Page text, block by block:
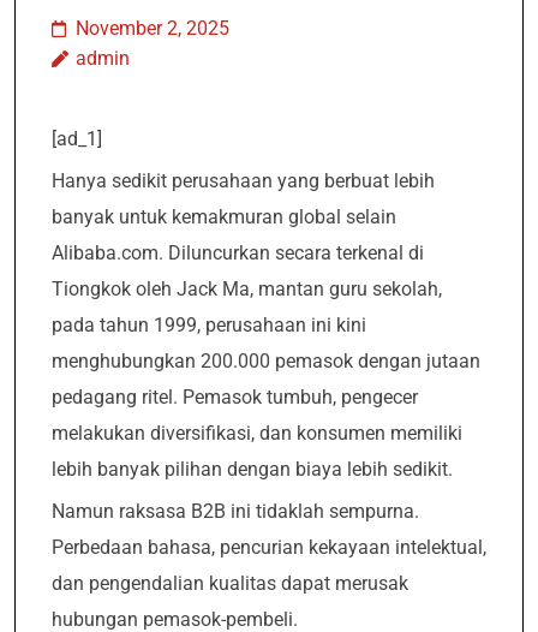
November 2, 2025
admin
[ad_1]
Hanya sedikit perusahaan yang berbuat lebih
banyak untuk kemakmuran global selain
Alibaba.com. Diluncurkan secara terkenal di
Tiongkok oleh Jack Ma, mantan guru sekolah,
pada tahun 1999, perusahaan ini kini
menghubungkan 200.000 pemasok dengan jutaan
pedagang ritel. Pemasok tumbuh, pengecer
melakukan diversifikasi, dan konsumen memiliki
lebih banyak pilihan dengan biaya lebih sedikit.
Namun raksasa B2B ini tidaklah sempurna.
Perbedaan bahasa, pencurian kekayaan intelektual,
dan pengendalian kualitas dapat merusak
hubungan pemasok-pembeli.